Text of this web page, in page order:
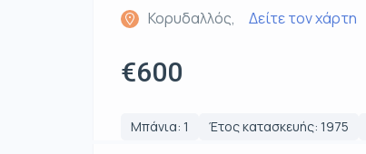
Κορυδαλλός, Δείτε τον χάρτη
€600
Μπάνια: 1 Έτος κατασκευής: 1975